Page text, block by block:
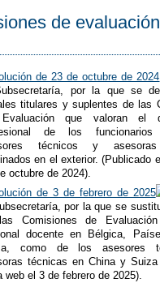
de
de 23 de octubre de 2024​
por la que se
titulares y suplentes de las
que valoran el
de los funcionarios
técnicos y
en el exterior. (Publicado
octubre de 2024).
de 3 de febrero de 2025
por la que se
Comisiones de
docente en Bélgica,
como de los asesores
técnicas en China y Suiza
web el 3 de febrero de 2025).